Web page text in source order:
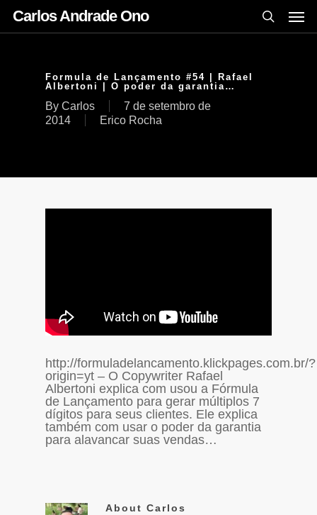
Carlos Andrade Ono
Formula de Lançamento #54 | Rafael
Albertoni | O poder da garantia…
By Carlos
7 de setembro de
2014
Erico Rocha
http://formuladelancamento.klickpages.com.br/?
origin=yt – O Copywriter Rafael
Albertoni explica com usou a Fórmula
de Lançamento para gerar múltiplos 7
dígitos para seus clientes. Ele explica
também com usar o poder da garantia
para alavancar suas vendas…
About Carlos